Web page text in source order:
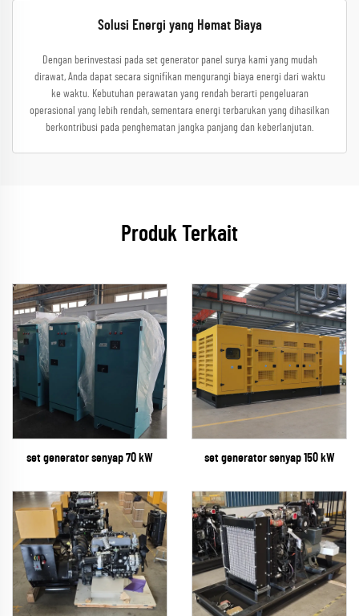
Solusi Energi yang Hemat Biaya
Dengan berinvestasi pada set generator panel surya kami yang mudah
dirawat, Anda dapat secara signifikan mengurangi biaya energi dari waktu
ke waktu. Kebutuhan perawatan yang rendah berarti pengeluaran
operasional yang lebih rendah, sementara energi terbarukan yang dihasilkan
berkontribusi pada penghematan jangka panjang dan keberlanjutan.
Produk Terkait
set generator senyap 70 kW set generator senyap 150 kW